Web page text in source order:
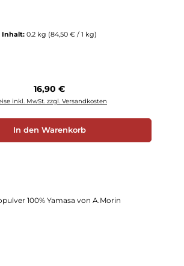
Inhalt: 0.2 kg (84,50 € / 1 kg)
Regulärer Preis:
16,90 €
inkl. MwSt. zzgl. Versandkosten
In den Warenkorb